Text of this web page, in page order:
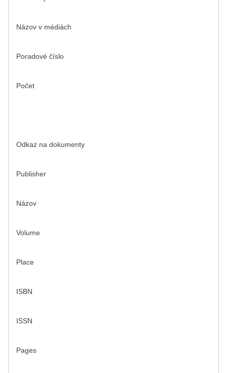
Názov v médiách
Poradové číslo
Počet
Odkaz na dokumenty
Publisher
Názov
Volume
Place
ISBN
ISSN
Pages